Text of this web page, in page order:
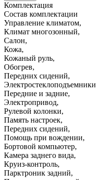
Комплектация
Состав комплектации
Управление климатом,
Климат многозонный,
Салон,
Кожа,
Кожаный руль,
Обогрев,
Передних сидений,
Электростеклоподъемники
Передние и задние,
Электропривод,
Рулевой колонки,
Память настроек,
Передних сидений,
Помощь при вождении,
Бортовой компьютер,
Камера заднего вида,
Круиз-контроль,
Парктроник задний,